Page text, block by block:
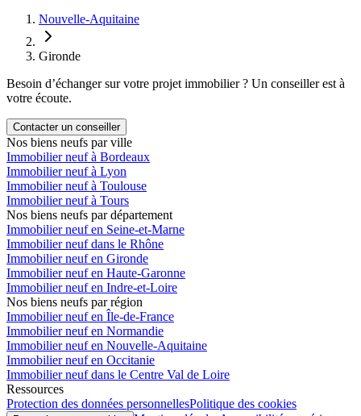
Nouvelle-Aquitaine
Gironde
Besoin d’échanger sur votre projet immobilier ? Un conseiller est à
votre écoute.
Contacter un conseiller
Nos biens neufs par ville
Immobilier neuf à Bordeaux
Immobilier neuf à Lyon
Immobilier neuf à Toulouse
Immobilier neuf à Tours
Nos biens neufs par département
Immobilier neuf en Seine-et-Marne
Immobilier neuf dans le Rhône
Immobilier neuf en Gironde
Immobilier neuf en Haute-Garonne
Immobilier neuf en Indre-et-Loire
Nos biens neufs par région
Immobilier neuf en Île-de-France
Immobilier neuf en Normandie
Immobilier neuf en Nouvelle-Aquitaine
Immobilier neuf en Occitanie
Immobilier neuf dans le Centre Val de Loire
Ressources
Protection des données personnellesPolitique des cookies